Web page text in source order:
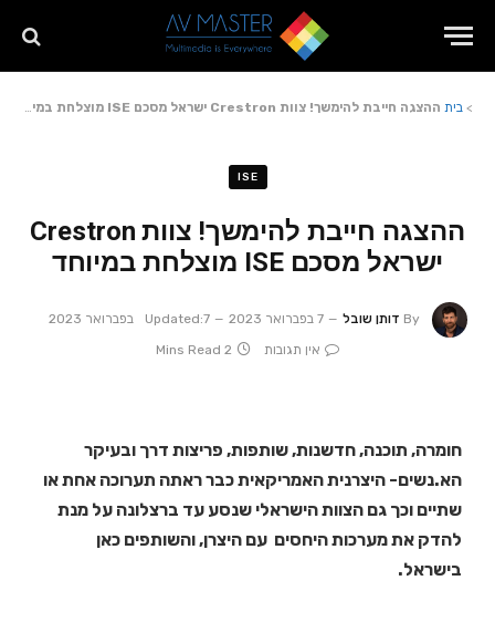
> בית ההצגה חייבת להימשך! צוות Crestron ישראל מסכם ISE מוצלחת במיוחד
ISE
ההצגה חייבת להימשך! צוות Crestron
ישראל מסכם ISE מוצלחת במיוחד
By דותן שובל 7 בפברואר 2023 Updated:7 בפברואר 2023
אין תגובות
2 Mins Read
חומרה, תוכנה, חדשנות, שותפות, פריצות דרך ובעיקר
הא.נשים- היצרנית האמריקאית כבר ראתה תערוכה אחת או
שתיים וכך גם הצוות הישראלי שנסע עד ברצלונה על מנת
להדק את מערכות היחסים עם היצרן, והשותפים כאן
בישראל.